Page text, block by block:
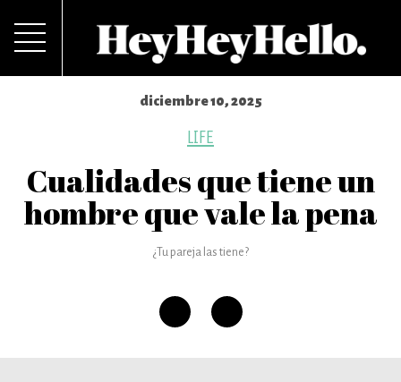
diciembre 10, 2025
LIFE
Cualidades que tiene un
hombre que vale la pena
¿Tu pareja las tiene?